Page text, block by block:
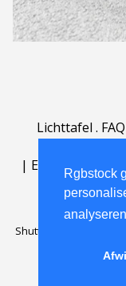
Rgbstock
Lichttafel . FAQ
| English |
Shutterstock official